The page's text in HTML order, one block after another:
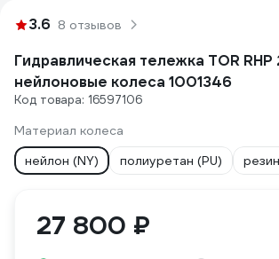
3.6 8 отзывов
Гидравлическая тележка TOR
нейлоновые колеса 1001346
Код товара: 16597106
Материал колеса
нейлон (NY)
полиуретан (PU)
27 800 ₽